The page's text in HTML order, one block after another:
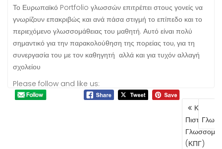
Το Ευρωπαϊκό Portfolio γλωσσών επιτρέπει στους γονείς να
γνωρίζουν επακριβώς και ανά πάσα στιγμή το επίπεδο και το
περιεχόμενο γλωσσομάθειας του μαθητή. Αυτό είναι πολύ
σημαντικό για την παρακολούθηση της πορείας του, για τη
συνεργασία του με τον καθηγητή αλλά και για τυχόν αλλαγή
σχολείου
Please follow and like us:
PostΚρατικό
(ΚΠΓ)